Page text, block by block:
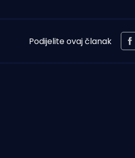
Podijelite ovaj članak